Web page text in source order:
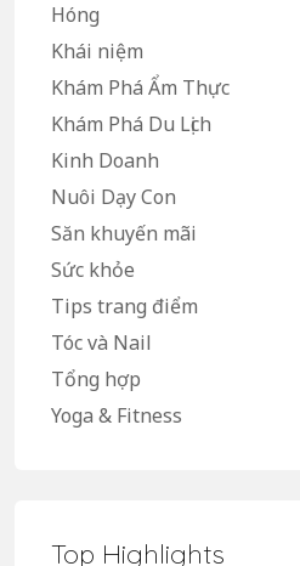
Hóng
Khái niệm
Khám Phá Ẩm Thực
Khám Phá Du Lịch
Kinh Doanh
Nuôi Dạy Con
Săn khuyến mãi
Sức khỏe
Tips trang điểm
Tóc và Nail
Tổng hợp
Yoga & Fitness
Top Highlights